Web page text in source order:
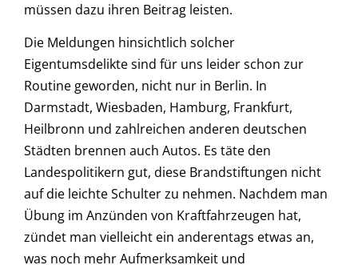
müssen dazu ihren Beitrag leisten.
Die Meldungen hinsichtlich solcher
Eigentumsdelikte sind für uns leider schon zur
Routine geworden, nicht nur in Berlin. In
Darmstadt, Wiesbaden, Hamburg, Frankfurt,
Heilbronn und zahlreichen anderen deutschen
Städten brennen auch Autos. Es täte den
Landespolitikern gut, diese Brandstiftungen nicht
auf die leichte Schulter zu nehmen. Nachdem man
Übung im Anzünden von Kraftfahrzeugen hat,
zündet man vielleicht ein anderentags etwas an,
was noch mehr Aufmerksamkeit und